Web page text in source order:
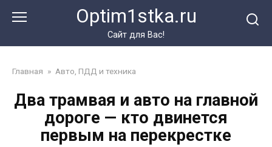
Optim1stka.ru
Сайт для Вас!
Главная » Авто, ПДД и техника
Два трамвая и авто на главной
дороге — кто двинется
первым на перекрестке